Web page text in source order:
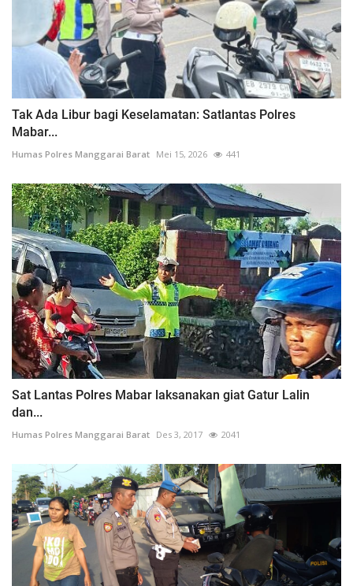
‎Tak Ada Libur bagi Keselamatan: Satlantas Polres
Mabar...
Humas Polres Manggarai Barat Mei 15, 2026 441
Sat Lantas Polres Mabar laksanakan giat Gatur Lalin
dan...
Humas Polres Manggarai Barat Des 3, 2017 2041